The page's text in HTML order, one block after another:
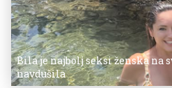
Bila je najbolj seksi ženska na
navdušila